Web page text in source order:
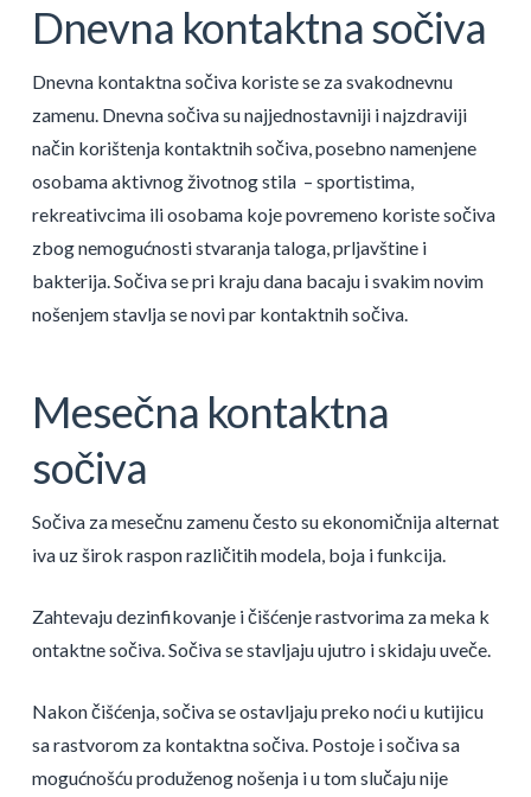
Dnevna kontaktna sočiva
Dnevna kontaktna sočiva koriste se za svakodnevnu
zamenu. Dnevna sočiva su najjednostavniji i najzdraviji
način korištenja kontaktnih sočiva, posebno namenjene
osobama aktivnog životnog stila ­ – sportistima,
rekreativcima ili osobama koje povremeno koriste sočiva
zbog nemogućnosti stvaranja taloga, prljavštine i
bakterija. Sočiva se pri kraju dana bacaju i svakim novim
nošenjem stavlja se novi par kontaktnih sočiva.
Mesečna kontaktna
sočiva
Sočiva za mesečnu zamenu često su ekonomičnija alternat
iva uz širok raspon različitih modela, boja i funkcija.
Zahtevaju dezinfikovanje i čišćenje rastvorima za meka k
ontaktne sočiva. Sočiva se stavljaju ujutro i skidaju uveče.
Nakon čišćenja, sočiva se ostavljaju preko noći u kutijicu
sa rastvorom za kontaktna sočiva. Postoje i sočiva sa
mogućnošću produženog nošenja i u tom slučaju nije